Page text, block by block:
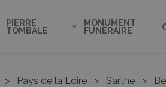
PIERRE
TOMBALE
MONUMENT
FUNÉRAIRE
> Pays de la Loire > Sarthe >